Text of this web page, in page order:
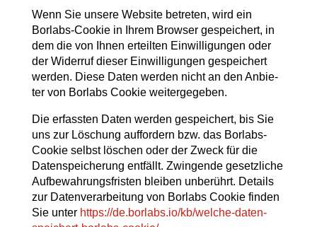
Wenn Sie unse­re Web­site betre­ten, wird ein
Borlabs-Coo­kie in Ihrem Brow­ser gespei­chert, in
dem die von Ihnen erteil­ten Ein­wil­li­gun­gen oder
der Wider­ruf die­ser Ein­wil­li­gun­gen gespei­chert
wer­den. Die­se Daten wer­den nicht an den Anbie­
ter von Borlabs Coo­kie weitergegeben.
Die erfass­ten Daten wer­den gespei­chert, bis Sie
uns zur Löschung auf­for­dern bzw. das Borlabs-
Coo­kie selbst löschen oder der Zweck für die
Daten­spei­che­rung ent­fällt. Zwin­gen­de gesetz­li­che
Auf­be­wah­rungs­fris­ten blei­ben unbe­rührt. Details
zur Daten­ver­ar­bei­tung von Borlabs Coo­kie fin­den
Sie unter https://de.borlabs.io/kb/welche-daten-